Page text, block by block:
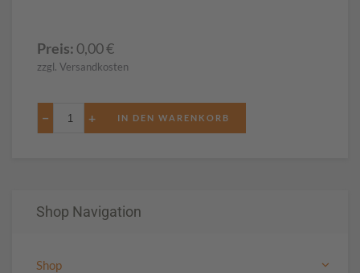
Preis: 0,00€
zzgl. Versandkosten
− +
Shop Navigation
Shop